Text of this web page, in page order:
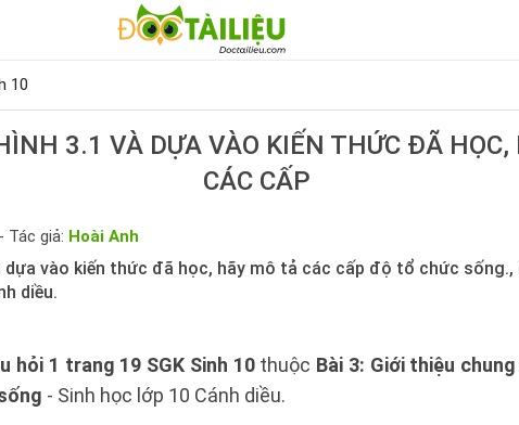
10
3.1 VÀ DỰA VÀO KIẾN THỨC ĐÃ HỌC,
CÁC CẤP
Tác giả: Hoài Anh
dựa vào kiến thức đã học, hãy mô tả các cấp độ tổ chức
diều.
hỏi 1 trang 19 SGK Sinh 10thuộc Bài 3: Giới thiệu
- Sinh học lớp 10 Cánh diều.